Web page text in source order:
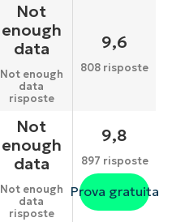
Not
enough
data
Not enough
data
risposte
9,6
808 risposte
Not
enough
data
Not enough
data
risposte
9,8
897 risposte
Prova gratuita